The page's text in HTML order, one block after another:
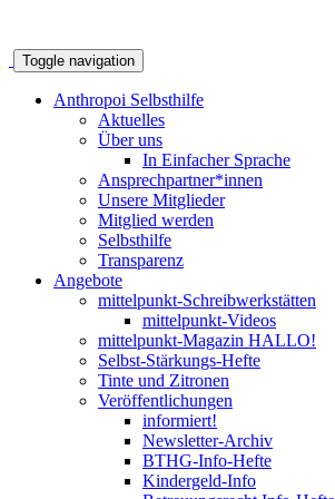
Toggle navigation
Anthropoi Selbsthilfe
Aktuelles
Über uns
In Einfacher Sprache
Ansprechpartner*innen
Unsere Mitglieder
Mitglied werden
Selbsthilfe
Transparenz
Angebote
mittelpunkt-Schreibwerkstätten
mittelpunkt-Videos
mittelpunkt-Magazin HALLO!
Selbst-Stärkungs-Hefte
Tinte und Zitronen
Veröffentlichungen
informiert!
Newsletter-Archiv
BTHG-Info-Hefte
Kindergeld-Info